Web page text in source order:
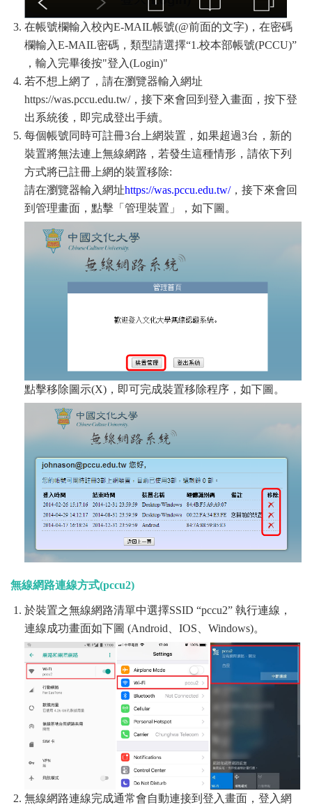
在帳號欄輸入校內E-MAIL帳號(@前面的文字)，在密碼
欄輸入E-MAIL密碼，類型請選擇“1.校本部帳號(PCCU)”
，輸入完畢後按"登入(Login)"
若不想上網了，請在瀏覽器輸入網址
https://was.pccu.edu.tw/，接下來會回到登入畫面，按下登
出系統後，即完成登出手續。
每個帳號同時可註冊3台上網裝置，如果超過3台，新的
裝置將無法連上無線網路，若發生這種情形，請依下列
方式將已註冊上網的裝置移除:
請在瀏覽器輸入網址https://was.pccu.edu.tw/，接下來會回
到管理畫面，點擊「管理裝置」，如下圖。
點擊移除圖示(X)，即可完成裝置移除程序，如下圖。
無線網路連線方式(pccu2)
於裝置之無線網路清單中選擇SSID “pccu2” 執行連線，
連線成功畫面如下圖 (Android、IOS、Windows)。
無線網路連線完成通常會自動連接到登入畫面，登入網